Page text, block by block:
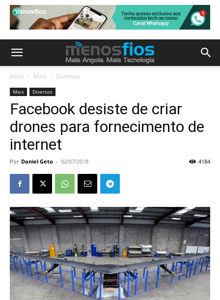
Início Mais Diversos
Mais Diversos
Facebook desiste de criar
drones para fornecimento de
internet
Por Daniel Geto - 02/07/2018 4184